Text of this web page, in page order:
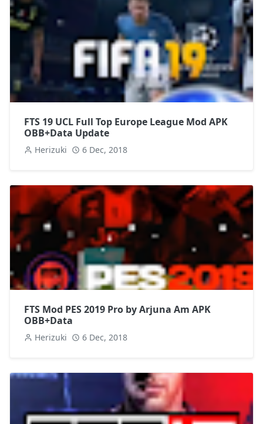
FTS 19 UCL Full Top Europe League Mod APK
OBB+Data Update
Herizuki 6 Dec, 2018
FTS Mod PES 2019 Pro by Arjuna Am APK
OBB+Data
Herizuki 6 Dec, 2018